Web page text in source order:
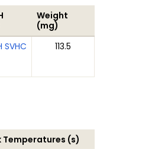
Weight
(mg)
SVHC 113.5
Temperatures (s)